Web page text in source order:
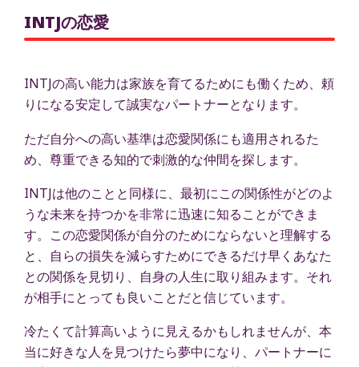
INTJの恋愛
INTJの高い能力は家族を育てるためにも働くため、頼
りになる安定して誠実なパートナーとなります。
ただ自分への高い基準は恋愛関係にも適用されるた
め、尊重できる知的で刺激的な仲間を探します。
INTJは他のことと同様に、最初にこの関係性がどのよ
うな未来を持つかを非常に迅速に知ることができま
す。この恋愛関係が自分のためにならないと理解する
と、自らの損失を減らすためにできるだけ早くあなた
との関係を見切り、自身の人生に取り組みます。それ
が相手にとっても良いことだと信じています。
冷たくて計算高いように見えるかもしれませんが、本
当に好きな人を見つけたら夢中になり、パートナーに